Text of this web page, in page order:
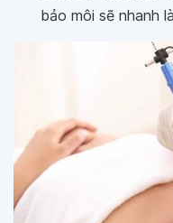
bảo môi sẽ nhanh